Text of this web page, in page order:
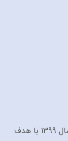
سایت پرو جی اف ایکس فعالیت خود را از سال 1399 با هدف